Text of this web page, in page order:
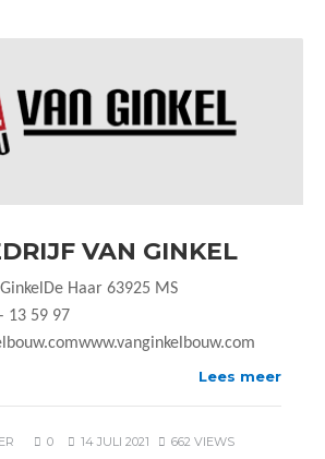
VAN GINKEL
Haar 63925 MS
13 59 97
Lees meer
0 14 JULI 2021 662 VIEWS